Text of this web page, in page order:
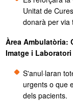
Unitat de
donarà per via
Àrea Ambulatòria:
Imatge i Laboratori
S'anul·laran
urgents o que
dels pacients.